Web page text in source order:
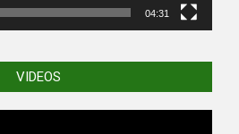
04:31
VIDEOS